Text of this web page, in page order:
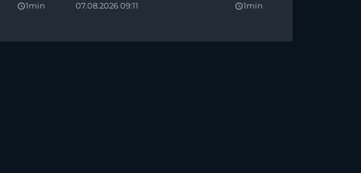
query_builder1min 07.08.2026 09:11 query_builder1min